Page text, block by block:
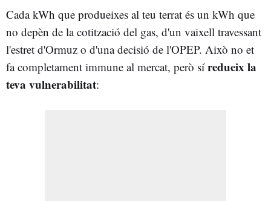
Cada kWh que produeixes al teu terrat és un kWh que
no depèn de la cotització del gas, d'un vaixell travessant
l'estret d'Ormuz o d'una decisió de l'OPEP. Això no et
fa completament immune al mercat, però síredueix la
teva vulnerabilitat: